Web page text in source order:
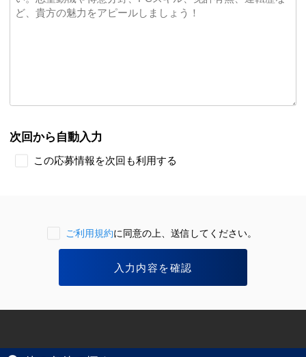
次回から自動入力
この応募情報を次回も利用する
ご利用規約に同意の上、送信してください。